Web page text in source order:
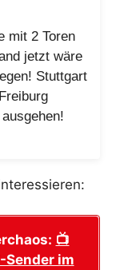
mit 2 Toren
jetzt wäre
Stuttgart
📺
Sender im